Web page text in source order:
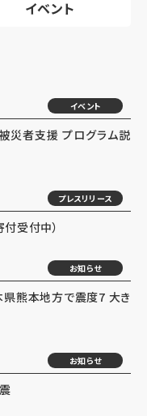
イベント
イベント
災者支援 プログラム説
プレスリリース
受付中）
お知らせ
県熊本地方で震度7 大き
お知らせ